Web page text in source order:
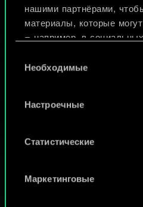
нашими партнёрами,
материалы, которые
— например, в
разрешения.
Найти подробную
используем ваши файлы
«Настройки» ниже.
согласия
Необходимые
Настроечные
Статистические
Маркетинговые